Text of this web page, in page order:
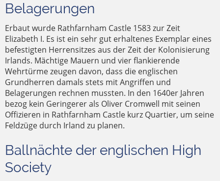
IM 18. JAHRHUNDERT WURDE DAS
SCHLOSS IN DEN HEUTIGEN LANDSITZ
UMGEBAUT
VON MAI BIS NOVEMBER WERDEN
FÜHRUNGEN ANGEBOTEN
Belagerungen
Erbaut wurde Rathfarnham Castle 1583 zur Zeit
Elizabeth I. Es ist ein sehr gut erhaltenes Exemplar eines
befestigten Herrensitzes aus der Zeit der Kolonisierung
Irlands. Mächtige Mauern und vier flankierende
Wehrtürme zeugen davon, dass die englischen
Grundherren damals stets mit Angriffen und
Belagerungen rechnen mussten. In den 1640er Jahren
bezog kein Geringerer als Oliver Cromwell mit seinen
Offizieren in Rathfarnham Castle kurz Quartier, um seine
Feldzüge durch Irland zu planen.
Ballnächte der englischen High
Society